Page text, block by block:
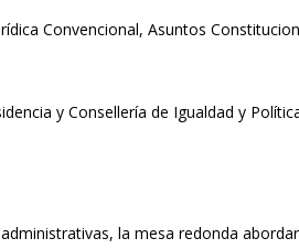
Convencional, Asuntos
y Consellería de Igualdad y
la mesa redonda